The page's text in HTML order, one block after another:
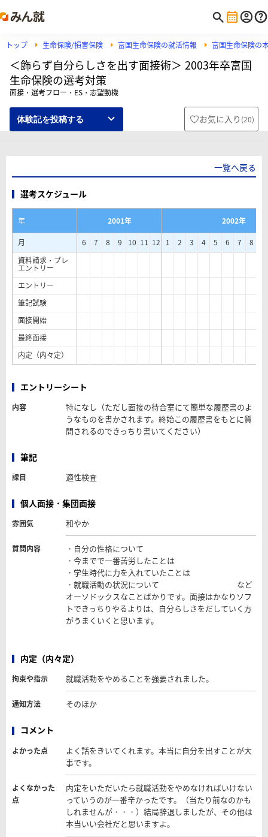
トップ 生命保険/損害保険 富国生命保険の就活情報 富国生命保険の
＜飾らず自分らしさを出す面接術＞ 2003年卒富国
生命保険の選考対策
面接・選考フロー・ES・志望動機
体験記を投稿する お気に入り (20)
一覧へ戻る
選考スケジュール
年 2001年
2002年
月
6 7 8 9 10 11 12 1 2 3 4 5 6 7 8
資料請求・プレ
エントリー
エントリー
筆記試験
面接開始
最終面接
内定（内々定）
エントリーシート
内容
特になし（ただし面接の待合室にて簡単な履歴書のよ
うなものを書かされます。終始この履歴書をもとに質
問されるのできっちり書いてください）
筆記
課目 適性検査
個人面接・集団面接
雰囲気 和やか
質問内容
・自分の性格について
・今までで一番苦労したことは
・学生時代に力を入れていたことは
・就職活動の状況について など
オーソドックスなことばかりです。面接はかなりソフ
トできっちりやるよりは、自分らしさをだしていく方
がうまくいくと思います。
内定（内々定）
拘束や指示 就職活動をやめることを強要されました。
通知方法 そのほか
コメント
よかった点
よく話をきいてくれます。本当に自分を出すことが大
事です。
よくなかった
点
内定をいただいたら就職活動をやめなければいけない
っていうのが一番辛かったです。（当たり前なのかも
しれませんが・・・）結局辞退しましたが、その他は
本当いい会社だと思いますよ。